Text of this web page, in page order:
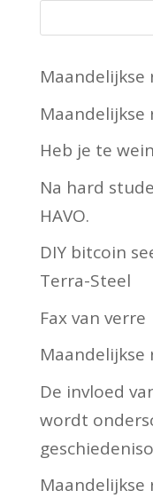
Maandelijkse
Maandelijkse
Heb je te
Na hard
HAVO.
DIY bitcoin
Terra-Steel
Fax van verre
Maandelijkse
De invloed
wordt
Maandelijkse